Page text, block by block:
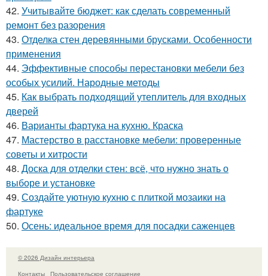
42. Учитывайте бюджет: как сделать современный
ремонт без разорения
43. Отделка стен деревянными брусками. Особенности
применения
44. Эффективные способы перестановки мебели без
особых усилий. Народные методы
45. Как выбрать подходящий утеплитель для входных
дверей
46. Варианты фартука на кухню. Краска
47. Мастерство в расстановке мебели: проверенные
советы и хитрости
48. Доска для отделки стен: всё, что нужно знать о
выборе и установке
49. Создайте уютную кухню с плиткой мозаики на
фартуке
50. Осень: идеальное время для посадки саженцев
© 2026 Дизайн интерьера
Контакты
Пользовательское соглашение